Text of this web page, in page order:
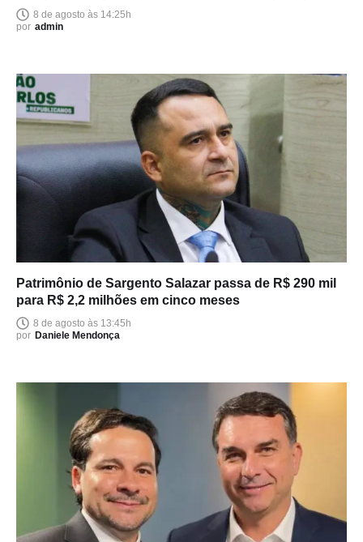
Senado
8 de agosto às 14:25h
por admin
Patrimônio de Sargento Salazar passa de R$ 290 mil
para R$ 2,2 milhões em cinco meses
8 de agosto às 13:45h
por Daniele Mendonça